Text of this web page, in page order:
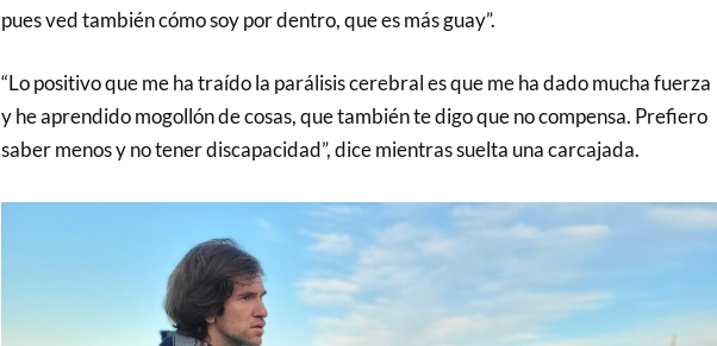
pues ved también cómo soy por dentro, que es más guay”.
“Lo positivo que me ha traído la parálisis cerebral es que me ha dado mucha fuerza
y he aprendido mogollón de cosas, que también te digo que no compensa. Prefiero
saber menos y no tener discapacidad”, dice mientras suelta una carcajada.